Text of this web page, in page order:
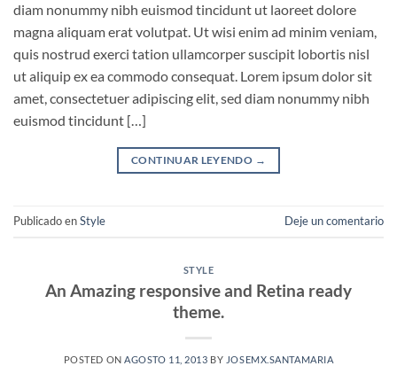
diam nonummy nibh euismod tincidunt ut laoreet dolore
magna aliquam erat volutpat. Ut wisi enim ad minim veniam,
quis nostrud exerci tation ullamcorper suscipit lobortis nisl
ut aliquip ex ea commodo consequat. Lorem ipsum dolor sit
amet, consectetuer adipiscing elit, sed diam nonummy nibh
euismod tincidunt […]
CONTINUAR LEYENDO →
Publicado enStyle Deje un comentario
STYLE
An Amazing responsive and Retina ready
theme.
POSTED ONAGOSTO 11, 2013 BY JOSEMX.SANTAMARIA